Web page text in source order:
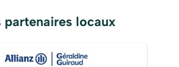
partenaires locaux